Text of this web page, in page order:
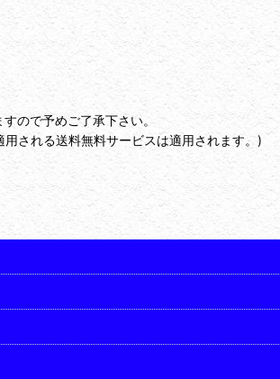
ので予めご了承下さい。
される送料無料サービスは適用されます。)